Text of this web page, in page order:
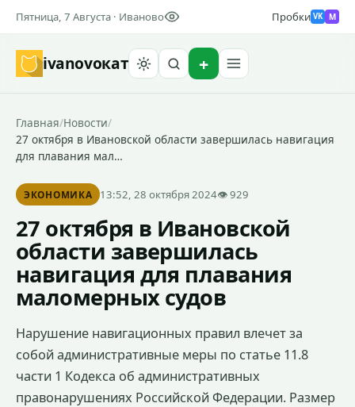
Пятница, 7 Августа · Иваново Пробки VK M
ivanovoкат
Главная/Новости/
27 октября в Ивановской области завершилась навигация
для плавания мал…
ЭКОНОМИКА 13:52, 28 октября 2024👁 929
27 октября в Ивановской
области завершилась
навигация для плавания
маломерных судов
Нарушение навигационных правил влечет за
собой административные меры по статье 11.8
части 1 Кодекса об административных
правонарушениях Российской Федерации. Размер